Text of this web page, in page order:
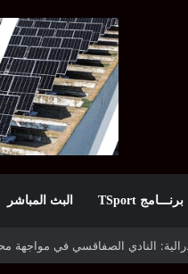
برنـــامج TSport البث المباشر